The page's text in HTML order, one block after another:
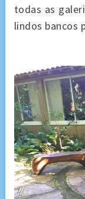
todas as
lindos bancos